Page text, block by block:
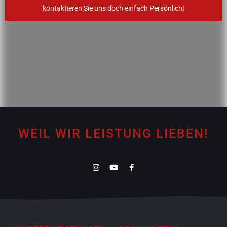
kontaktieren Sie uns doch einfach Persönlich!
WEIL WIR LEISTUNG LIEBEN!